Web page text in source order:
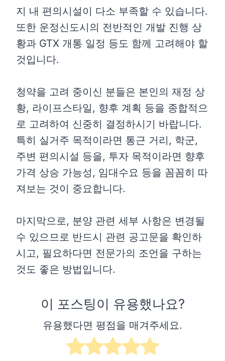
지 내 편의시설이 다소 부족할 수 있습니다.
또한 운정신도시의 전반적인 개발 진행 상
황과 GTX 개통 일정 등도 함께 고려해야 할
것입니다.
청약을 고려 중이신 분들은 본인의 재정 상
황, 라이프스타일, 향후 계획 등을 종합적으
로 고려하여 신중히 결정하시기 바랍니다.
특히 실거주 목적이라면 통근 거리, 학군,
주변 편의시설 등을, 투자 목적이라면 향후
가격 상승 가능성, 임대수요 등을 꼼꼼히 따
져보는 것이 중요합니다.
마지막으로, 분양 관련 세부 사항은 변경될
수 있으므로 반드시 관련 공고문을 확인하
시고, 필요하다면 전문가의 조언을 구하는
것도 좋은 방법입니다.
이 포스팅이 유용했나요?
유용했다면 평점을 매겨주세요.